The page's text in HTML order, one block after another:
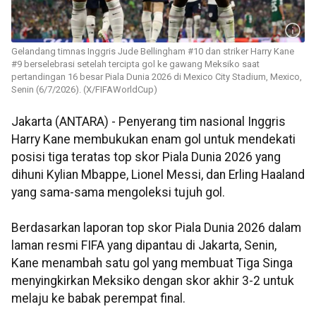
Gelandang timnas Inggris Jude Bellingham #10 dan striker Harry Kane
#9 berselebrasi setelah tercipta gol ke gawang Meksiko saat
pertandingan 16 besar Piala Dunia 2026 di Mexico City Stadium, Mexico,
Senin (6/7/2026). (X/FIFAWorldCup)
Jakarta (ANTARA) - Penyerang tim nasional Inggris
Harry Kane membukukan enam gol untuk mendekati
posisi tiga teratas top skor Piala Dunia 2026 yang
dihuni Kylian Mbappe, Lionel Messi, dan Erling Haaland
yang sama-sama mengoleksi tujuh gol.
Berdasarkan laporan top skor Piala Dunia 2026 dalam
laman resmi FIFA yang dipantau di Jakarta, Senin,
Kane menambah satu gol yang membuat Tiga Singa
menyingkirkan Meksiko dengan skor akhir 3-2 untuk
melaju ke babak perempat final.